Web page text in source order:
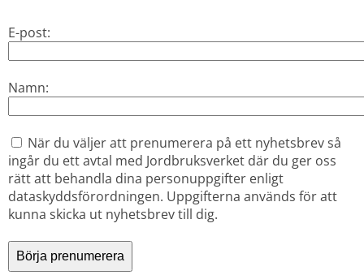
E-post:
Namn:
När du väljer att prenumerera på ett nyhetsbrev så
ingår du ett avtal med Jordbruksverket där du ger oss
rätt att behandla dina personuppgifter enligt
dataskyddsförordningen. Uppgifterna används för att
kunna skicka ut nyhetsbrev till dig.